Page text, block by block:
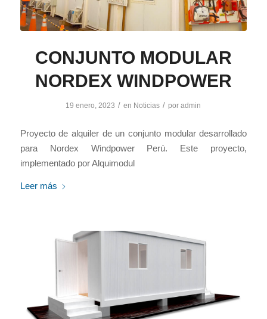
CONJUNTO MODULAR
NORDEX WINDPOWER
19 enero, 2023 / en Noticias / poradmin
Proyecto de alquiler de un conjunto modular desarrollado
para Nordex Windpower Perú. Este proyecto,
implementado por Alquimodul
Leer más